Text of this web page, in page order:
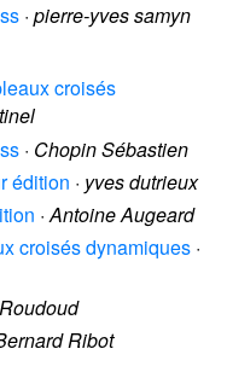
· pierre-yves samyn
croisés
· Chopin Sébastien
édition · yves dutrieux
·Antoine Augeard
croisés dynamiques ·
Roudoud
Ribot